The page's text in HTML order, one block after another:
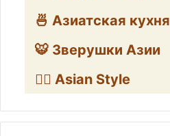
🍜 Азиатская кухня
🐯 Зверушки Азии
🧛‍♂️ Asian Style